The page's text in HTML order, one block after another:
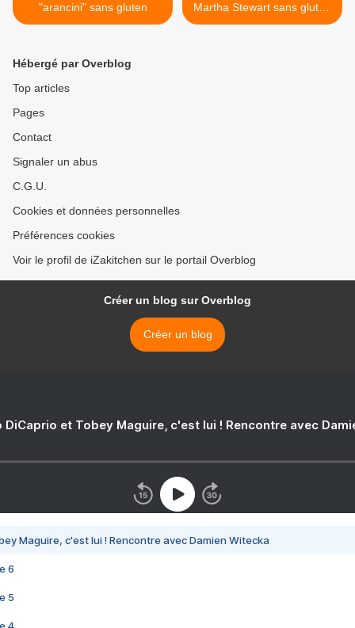
"arancini" sans gluten
Martha Stewart sans gluten
>
Hébergé par Overblog
Top articles
Pages
Contact
Signaler un abus
C.G.U.
Cookies et données personnelles
Préférences cookies
Voir le profil de iZakitchen sur le portail Overblog
Créer un blog sur Overblog
Créer un blog
DiCaprio et Tobey Maguire, c'est lui ! Rencontre avec
Maguire, c'est lui ! Rencontre avec Damien Witecka
6
5